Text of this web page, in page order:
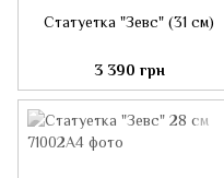
Статуетка "Зевс" (31 см)
3 390 грн